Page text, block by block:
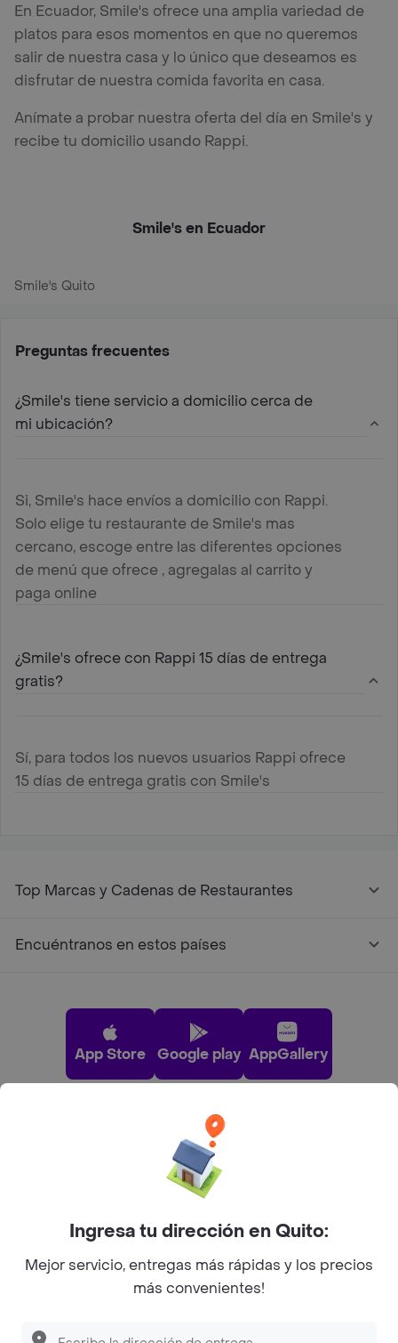
Descubre las PROMOCIONES que tenemos
En Ecuador, Smile's ofrece una amplia variedad de
platos para esos momentos en que no queremos
salir de nuestra casa y lo único que deseamos es
disfrutar de nuestra comida favorita en casa.
Anímate a probar nuestra oferta del día en Smile's y
recibe tu domicilio usando Rappi.
Smile's en Ecuador
Smile's Quito
Preguntas frecuentes
¿Smile's tiene servicio a domicilio cerca de
mi ubicación?
Si, Smile's hace envíos a domicilio con Rappi.
Solo elige tu restaurante de Smile's mas
cercano, escoge entre las diferentes opciones
de menú que ofrece , agregalas al carrito y
paga online
¿Smile's ofrece con Rappi 15 días de entrega
gratis?
Sí, para todos los nuevos usuarios Rappi ofrece
15 días de entrega gratis con Smile's
Top Marcas y Cadenas de Restaurantes
Encuéntranos en estos países
App Store Google play AppGallery
Pide tu comida favorita cerca de ti
Ingresa tu dirección en Quito:
Mejor servicio, entregas más rápidas y los precios
más convenientes!